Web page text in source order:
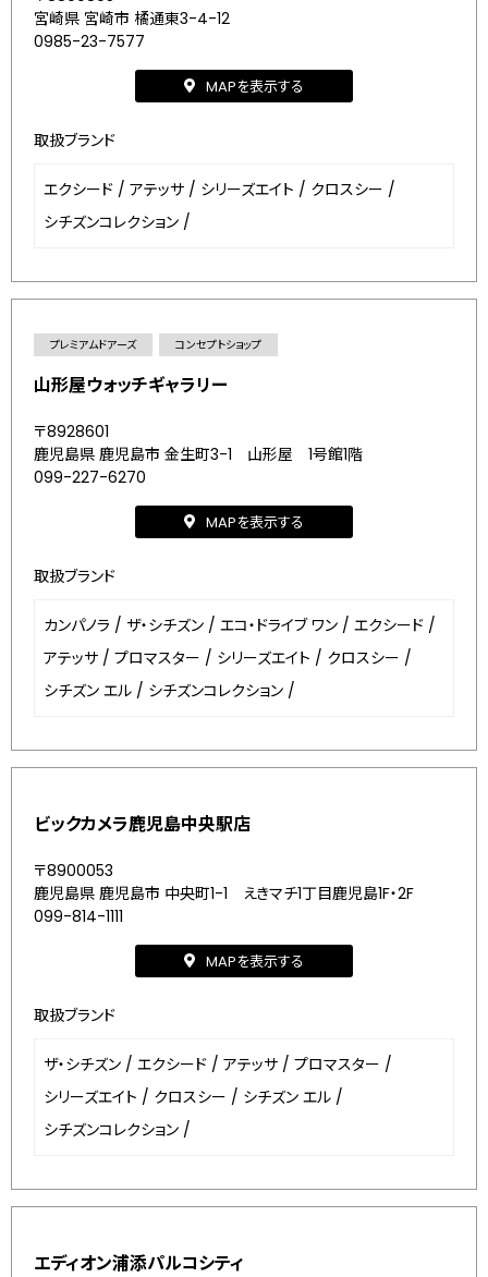
宮崎県 宮崎市 橘通東3-4-12
0985-23-7577
MAPを表示する
取扱ブランド
エクシード / アテッサ / シリーズエイト / クロスシー /
シチズンコレクション /
プレミアムドアーズ コンセプトショップ
山形屋ウォッチギャラリー
〒8928601
鹿児島県 鹿児島市 金生町3-1 山形屋 1号館1階
099-227-6270
MAPを表示する
取扱ブランド
カンパノラ / ザ・シチズン / エコ・ドライブ ワン / エクシード /
アテッサ / プロマスター / シリーズエイト / クロスシー /
シチズン エル / シチズンコレクション /
ビックカメラ鹿児島中央駅店
〒8900053
鹿児島県 鹿児島市 中央町1-1 えきマチ1丁目鹿児島1F・2F
099-814-1111
MAPを表示する
取扱ブランド
ザ・シチズン / エクシード / アテッサ / プロマスター /
シリーズエイト / クロスシー / シチズン エル /
シチズンコレクション /
エディオン浦添パルコシティ